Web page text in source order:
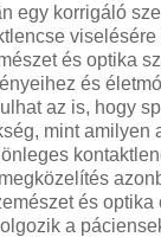
egy korrigáló
és optika
és
az is, hogy
mint amilyen
és optika
a